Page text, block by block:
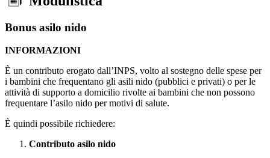
Bonus asilo nido
INFORMAZIONI
È un contributo erogato dall’INPS, volto al sostegno delle spese per
i bambini che frequentano gli asili nido (pubblici e privati) o per le
attività di supporto a domicilio rivolte ai bambini che non possono
frequentare l’asilo nido per motivi di salute.
È quindi possibile richiedere:
Contributo asilo nido